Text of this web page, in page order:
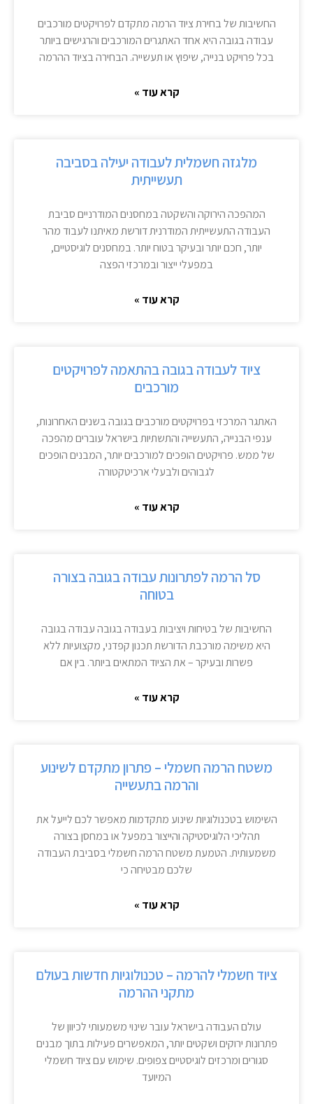
החשיבות של בחירת ציוד הרמה מתקדם לפרויקטים מורכבים
עבודה בגובה היא אחד האתגרים המורכבים והרגישים ביותר
בכל פרויקט בנייה, שיפוץ או תעשייה. הבחירה בציוד ההרמה
קרא עוד »
מלגזה חשמלית לעבודה יעילה בסביבה
תעשייתית
המהפכה הירוקה והשקטה במחסנים המודרניים סביבת
העבודה התעשייתית המודרנית דורשת מאיתנו לעבוד מהר
יותר, חכם יותר ובעיקר בטוח יותר. במחסנים לוגיסטיים,
במפעלי ייצור ובמרכזי הפצה
קרא עוד »
ציוד לעבודה בגובה בהתאמה לפרויקטים
מורכבים
האתגר המרכזי בפרויקטים מורכבים בגובה בשנים האחרונות,
ענפי הבנייה, התעשייה והתשתיות בישראל עוברים מהפכה
של ממש. פרויקטים הופכים למורכבים יותר, המבנים הופכים
לגבוהים ולבעלי ארכיטקטורה
קרא עוד »
סל הרמה לפתרונות עבודה בגובה בצורה
בטוחה
החשיבות של בטיחות ויציבות בעבודה בגובה עבודה בגובה
היא משימה מורכבת הדורשת תכנון קפדני, מקצועיות ללא
פשרות ובעיקר – את הציוד המתאים ביותר. בין אם
קרא עוד »
משטח הרמה חשמלי – פתרון מתקדם לשינוע
והרמה בתעשייה
השימוש בטכנולוגיות שינוע מתקדמות מאפשר לכם לייעל את
תהליכי הלוגיסטיקה והייצור במפעל או במחסן בצורה
משמעותית. הטמעת משטח הרמה חשמלי בסביבת העבודה
שלכם מבטיחה כי
קרא עוד »
ציוד חשמלי להרמה – טכנולוגיות חדשות בעולם
מתקני ההרמה
עולם העבודה בישראל עובר שינוי משמעותי לכיוון של
פתרונות ירוקים ושקטים יותר, המאפשרים פעילות בתוך מבנים
סגורים ומרכזים לוגיסטיים צפופים. שימוש עם ציוד חשמלי
המיועד